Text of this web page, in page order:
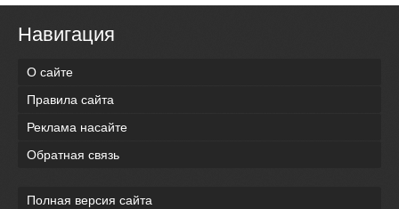
Навигация
О сайте
Правила сайта
Реклама насайте
Обратная связь
Полная версия сайта